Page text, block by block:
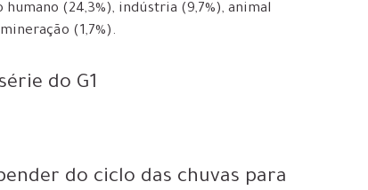
(24,3%), indústria (9,7%), animal
(1,7%).
do G1
do ciclo das chuvas para